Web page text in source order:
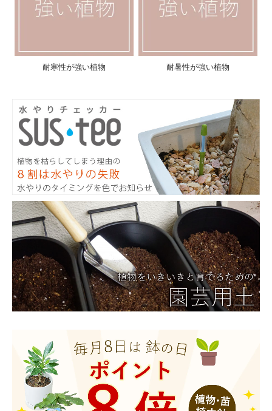
耐寒性が強い植物 耐暑性が強い植物